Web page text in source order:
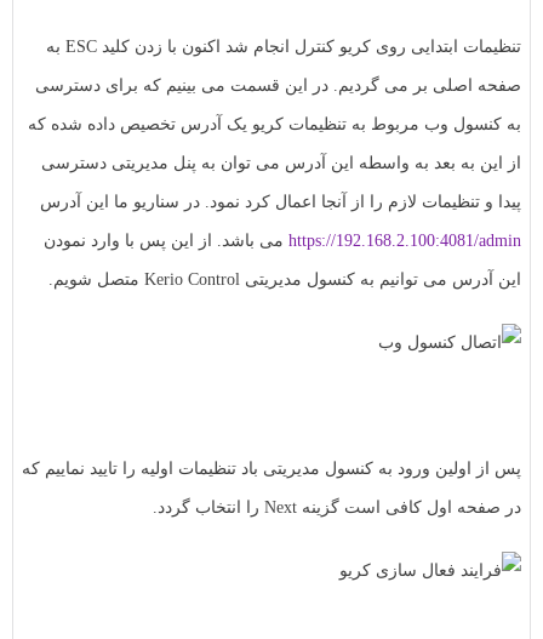
تنظیمات ابتدایی روی کریو کنترل انجام شد اکنون با زدن کلید ESC به
صفحه اصلی بر می گردیم. در این قسمت می بینیم که برای دسترسی
به کنسول وب مربوط به تنظیمات کریو یک آدرس تخصیص داده شده که
از این به بعد به واسطه این آدرس می توان به پنل مدیریتی دسترسی
پیدا و تنظیمات لازم را از آنجا اعمال کرد نمود. در سناریو ما این آدرس
https://192.168.2.100:4081/adminمی باشد. از این پس با وارد نمودن
این آدرس می توانیم به کنسول مدیریتی Kerio Control متصل شویم.
پس از اولین ورود به کنسول مدیریتی باد تنظیمات اولیه را تایید نماییم که
در صفحه اول کافی است گزینه Next را انتخاب گردد.